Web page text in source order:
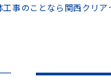
事のことなら関西クリア